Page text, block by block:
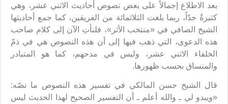
بعد الاطلاع إجمالاً على بعض نصوص أحاديث الاثني عشر، وهي
كثيرةٌ جدّاً، ربما بلغت الثلاثمائة من الفريقين، كما جمع أحاديثها
الشيخ الصافي في «منتخب الأثر»، فلنأتِ الآن إلى كلام صاحب
هذه الدعوى، التي ذهب فيها إلى أن هذه النصوص هي في ذمّ
الخلفاء الاثني عشر، وليس في مدحهم، كما هو المتبادر
والمنساق بحسب ظهورها.
قال الشيخ حسن المالكي في تفسير هذه النصوص ما نصّه:
«ويبدو لي ـ والله أعلم ـ أن التفسير الصحيح لهذا الحديث ليس